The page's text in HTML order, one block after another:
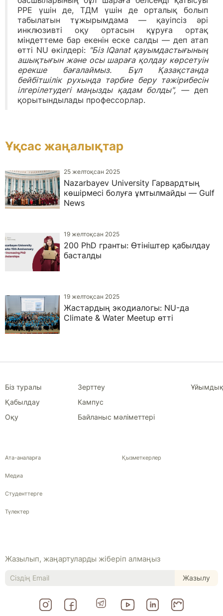
PPE үшін де, ТДМ үшін де орталық болып
табылатын тұжырымдама — қауіпсіз әрі
инклюзивті оқу ортасын құруға ортақ
міндеттеме бар екенін еске салды — деп атап
өтті NU өкілдері: "Біз IQanat қауымдастығының
ашықтығын және осы шараға қолдау көрсетуін
ерекше бағалаймыз. Бұл Қазақстанда
бейбітшілік рухында тәрбие беру тәжірибесін
ілгерілетудегі маңызды қадам болды", —деп
қорытындылады профессорлар.
Ұқсас жаңалықтар
25 желтоқсан 2025
Nazarbayev University Гарвардтың
көшірмесі болуға ұмтылмайды — Gulf
News
19 желтоқсан 2025
200 PhD гранты: Өтініштер қабылдау
басталды
19 желтоқсан 2025
Жастардың экодиалогы: NU-да
Climate & Water Meetup өтті
Біз туралы
Қабылдау
Оқу
Зерттеу
Кампус
Байланыс мәліметтері
Ұйымдық
Ата-аналарға
Медиа
Студенттерге
Түлектер
Қызметкерлер
Жазылып, жаңартуларды жіберіп алмаңыз
Жазылу